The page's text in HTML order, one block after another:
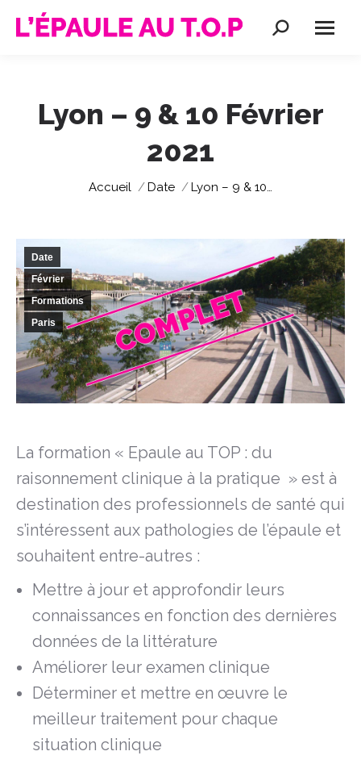
Recherche
Lyon – 9 & 10 Février
2021
Vous êtes ici :
Accueil Date Lyon – 9 & 10…
Date
Février
Formations
Paris
La formation « Epaule au TOP : du
raisonnement clinique à la pratique » est à
destination des professionnels de santé qui
s’intéressent aux pathologies de l’épaule et
souhaitent entre-autres :
Mettre à jour et approfondir leurs
connaissances en fonction des dernières
données de la littérature
Améliorer leur examen clinique
Déterminer et mettre en œuvre le
meilleur traitement pour chaque
situation clinique